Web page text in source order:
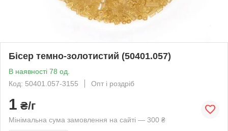
Бісер темно-золотистий (50401.057)
В наявності 78 од.
Код: 50401.057-3155
Опт і роздріб
1 ₴/г
Мінімальна сума замовлення на сайті — 300 ₴